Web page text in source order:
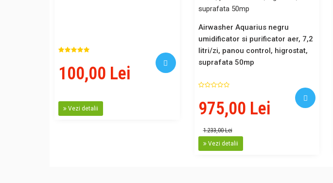
100,00 Lei
Vezi detalii
Airwasher Aquarius negru
umidificator si purificator aer, 7,2
litri/zi, panou control, higrostat,
suprafata 50mp
975,00 Lei
1.233,00 Lei
Vezi detalii